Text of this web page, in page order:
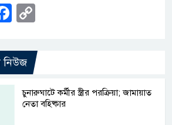
Facebook
নিউজ
চুনারুঘাটে কর্মীর স্ত্রীর পরক্রিয়া; জামায়াত
নেতা বহিষ্কার